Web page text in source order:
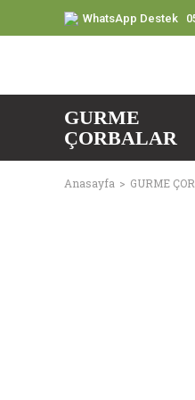
WhatsApp Destek
GURME
ÇORBALAR
Anasayfa GURME